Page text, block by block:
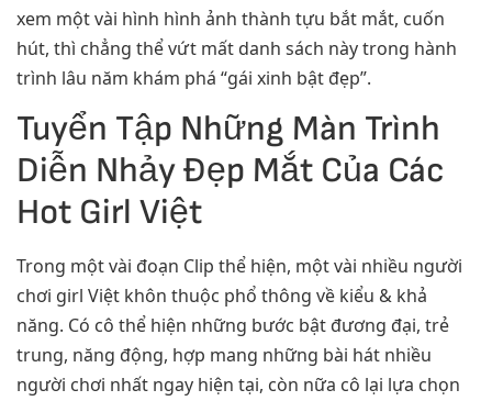
xem một vài hình hình ảnh thành tựu bắt mắt, cuốn
hút, thì chẳng thể vứt mất danh sách này trong hành
trình lâu năm khám phá “gái xinh bật đẹp”.
Tuyển Tập Những Màn Trình
Diễn Nhảy Đẹp Mắt Của Các
Hot Girl Việt
Trong một vài đoạn Clip thể hiện, một vài nhiều người
chơi girl Việt khôn thuộc phổ thông về kiểu & khả
năng. Có cô thể hiện những bước bật đương đại, trẻ
trung, năng động, hợp mang những bài hát nhiều
người chơi nhất ngay hiện tại, còn nữa cô lại lựa chọn